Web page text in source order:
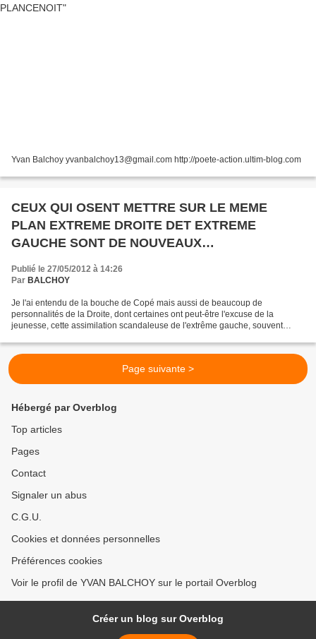
Yvan Balchoy yvanbalchoy13@gmail.com http://poete-action.ultim-blog.com
CEUX QUI OSENT METTRE SUR LE MEME
PLAN EXTREME DROITE DET EXTREME
GAUCHE SONT DE NOUVEAUX
"NEGATIONNISTES"
Publié le 27/05/2012 à 14:26
Par BALCHOY
Je l'ai entendu de la bouche de Copé mais aussi de beaucoup de
personnalités de la Droite, dont certaines ont peut-être l'excuse de la
jeunesse, cette assimilation scandaleuse de l'extrême gauche, souvent
Page suivante >
Hébergé par Overblog
Top articles
Pages
Contact
Signaler un abus
C.G.U.
Cookies et données personnelles
Préférences cookies
Voir le profil de YVAN BALCHOY sur le portail Overblog
Créer un blog sur Overblog